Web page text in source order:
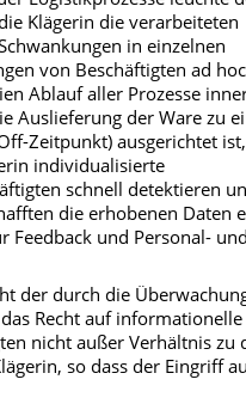
Klägerin die verarbeiteten
in einzelnen
von Beschäftigten ad
Ablauf aller Prozesse
Auslieferung der Ware zu
Zeitpunkt) ausgerichtet
individualisierte
schnell detektieren
die erhobenen Daten
Feedback und Personal-
der durch die
Recht auf informationelle
nicht außer Verhältnis zu
so dass der Eingriff